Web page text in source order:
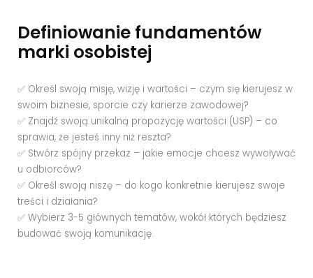
Definiowanie fundamentów
marki osobistej
✅ Określ swoją misję, wizję i wartości – czym się kierujesz w
swoim biznesie, sporcie czy karierze zawodowej?
✅ Znajdź swoją unikalną propozycję wartości (USP) – co
sprawia, że jesteś inny niż reszta?
✅ Stwórz spójny przekaz – jakie emocje chcesz wywoływać
u odbiorców?
✅ Określ swoją niszę – do kogo konkretnie kierujesz swoje
treści i działania?
✅ Wybierz 3-5 głównych tematów, wokół których będziesz
budować swoją komunikację.